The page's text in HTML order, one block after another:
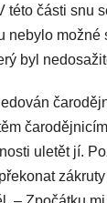
této části snu
možné
byl
uletět jí.